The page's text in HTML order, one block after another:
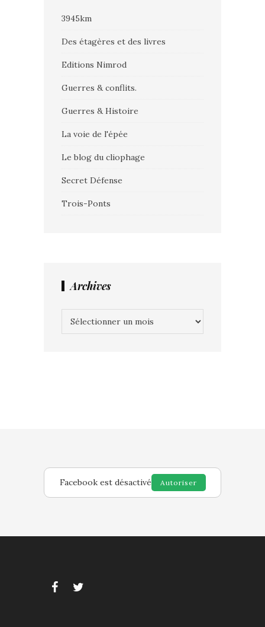
3945km
Des étagères et des livres
Editions Nimrod
Guerres & conflits.
Guerres & Histoire
La voie de l'épée
Le blog du cliophage
Secret Défense
Trois-Ponts
Archives
Facebook est désactivé Autoriser